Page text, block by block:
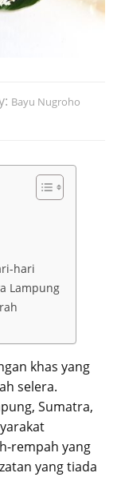
Bayu Nugroho
hari
Lampung
khas yang
selera.
Sumatra,
rempah yang
yang tiada